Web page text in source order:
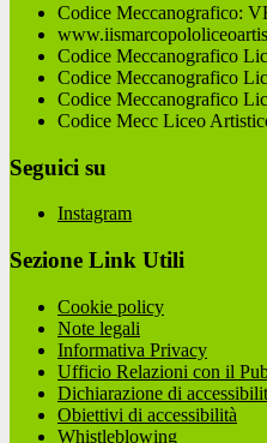
Codice Meccanografico:
Codice Meccanografico
Codice Meccanografico
Codice Meccanografico
Codice Mecc Liceo
Seguici su
Instagram
Sezione Link Utili
Cookie policy
Note legali
Informativa Privacy
Ufficio Relazioni con il
Dichiarazione di
Obiettivi di accessibilità
Whistleblowing